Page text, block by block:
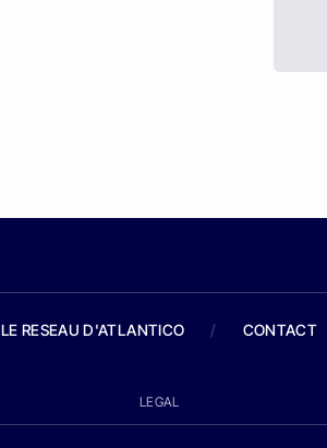
LE RESEAU D'ATLANTICO / CONTACT
LEGAL